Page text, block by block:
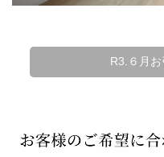
R3.６月